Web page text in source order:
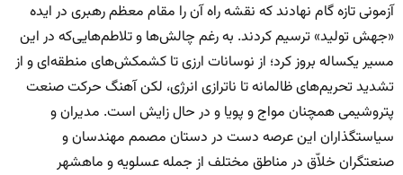
آزمونی تازه گام نهادند که نقشه راه آن را مقام معظم رهبری در ایده
«جهش تولید» ترسیم کردند. به رغم چالش‌ها و تلاطم‌هایی‌که در این
مسیر یکساله بروز کرد؛ از نوسانات ارزی تا کشمکش‌های منطقه‌ای و از
تشدید تحریم‌های ظالمانه تا ناترازی انرژی، لکن آهنگ حرکت صنعت
پتروشیمی همچنان مواج و پویا و در حال زایش است. مدیران و
سیاستگذاران این عرصه دست در دستان مصمم مهندسان و
صنعتگران خلاّق در مناطق مختلف از جمله عسلویه و ماهشهر